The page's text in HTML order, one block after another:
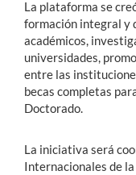
La plataforma se
formación integral y
académicos,
universidades,
entre las
becas completas
Doctorado.
La iniciativa será
Internacionales de la